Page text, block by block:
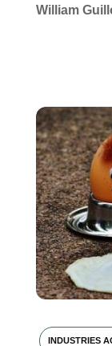
William
INDUSTRIES